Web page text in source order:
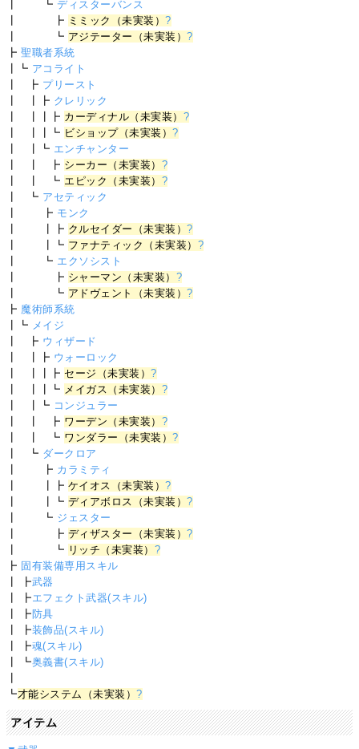
┃ ┗ディスターバンス
┃ ┣ ミミック（未実装）?
┃ ┗ アジテーター（未実装）?
┣聖職者系統
┃┗ アコライト
┃ ┣ プリースト
┃ ┃┣ クレリック
┃ ┃┃┣ カーディナル（未実装） ?
┃ ┃┃┗ ビショップ（未実装）?
┃ ┃┗ エンチャンター
┃ ┃ ┣ シーカー（未実装） ?
┃ ┃ ┗ エピック（未実装） ?
┃ ┗ アセティック
┃ ┣ モンク
┃ ┃┣ クルセイダー（未実装）?
┃ ┃┗ ファナティック（未実装） ?
┃ ┗ エクソシスト
┃ ┣ シャーマン（未実装） ?
┃ ┗ アドヴェント（未実装）?
┣ 魔術師系統
┃┗ メイジ
┃ ┣ ウィザード
┃ ┃┣ ウォーロック
┃ ┃┃┣ セージ（未実装）?
┃ ┃┃┗ メイガス（未実装） ?
┃ ┃┗ コンジュラー
┃ ┃ ┣ ワーデン（未実装） ?
┃ ┃ ┗ ワンダラー（未実装）?
┃ ┗ ダークロア
┃ ┣ カラミティ
┃ ┃┣ ケイオス（未実装）?
┃ ┃┗ ディアボロス（未実装）?
┃ ┗ ジェスター
┃ ┣ ディザスター（未実装）?
┃ ┗ リッチ（未実装） ?
┣ 固有装備専用スキル
┃ ┣武器
┃ ┣エフェクト武器(スキル)
┃ ┣防具
┃ ┣装飾品(スキル)
┃ ┣魂(スキル)
┃ ┗奥義書(スキル)
┗才能システム（未実装）?
アイテム